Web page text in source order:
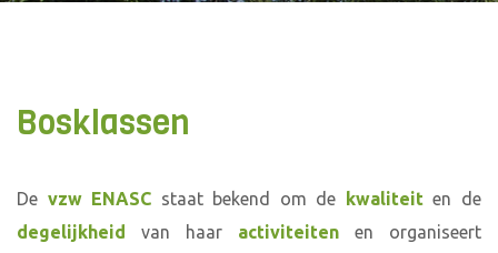
Bosklassen
De vzw ENASC staat bekend om de kwaliteiten de
degelijkheid
van haar activiteiten en organiseert